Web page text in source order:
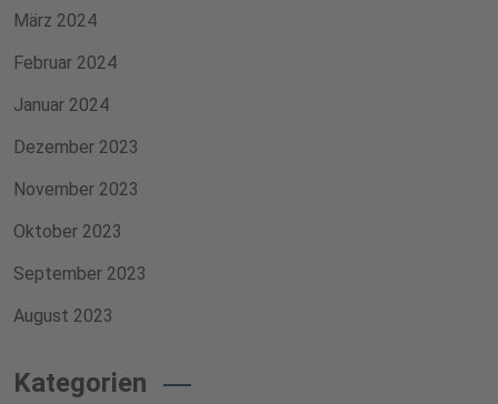
März 2024
Februar 2024
Januar 2024
Dezember 2023
November 2023
Oktober 2023
September 2023
August 2023
Kategorien